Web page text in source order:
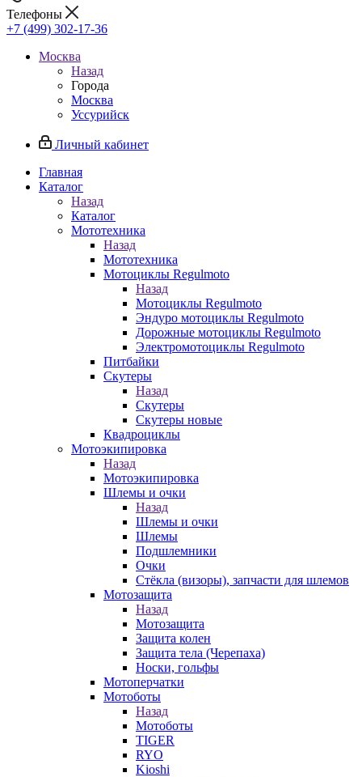
Телефоны
+7 (499) 302-17-36
Москва
Назад
Города
Москва
Уссурийск
Личный кабинет
Главная
Каталог
Назад
Каталог
Мототехника
Назад
Мототехника
Мотоциклы Regulmoto
Назад
Мотоциклы Regulmoto
Эндуро мотоциклы Regulmoto
Дорожные мотоциклы Regulmoto
Электромотоциклы Regulmoto
Питбайки
Скутеры
Назад
Скутеры
Скутеры новые
Квадроциклы
Мотоэкипировка
Назад
Мотоэкипировка
Шлемы и очки
Назад
Шлемы и очки
Шлемы
Подшлемники
Очки
Стёкла (визоры), запчасти для шлемов
Мотозащита
Назад
Мотозащита
Защита колен
Защита тела (Черепаха)
Носки, гольфы
Мотоперчатки
Мотоботы
Назад
Мотоботы
TIGER
RYO
Kioshi